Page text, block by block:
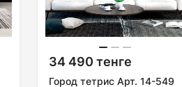
34 490 тенге
Город тетрис Арт. 14-549